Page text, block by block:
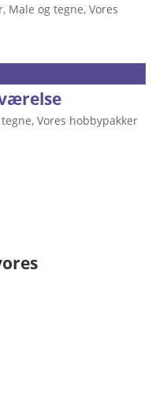
, Male og tegne,Vores
,Vores hobbypakker